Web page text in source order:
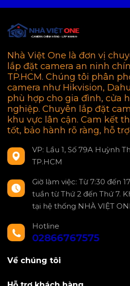
Nhà Việt One là đơn vị
lắp đặt camera an ninh
TP.HCM. Chúng tôi phân
camera như Hikvision,
phù hợp cho gia đình, cửa
nghiệp. Chuyên lắp đặt
khu vực lân cận. Cam kết
tốt, bảo hành rõ ràng, hỗ
VP: Lầu 1, Số 79A Huỳnh
TP.HCM
Giờ làm việc: Từ 7:30 đến
tuần từ Thứ 2 đến Thứ 7.
tại hệ thống NHÀ VIỆT
Hotline
02866767575
Về chúng tôi